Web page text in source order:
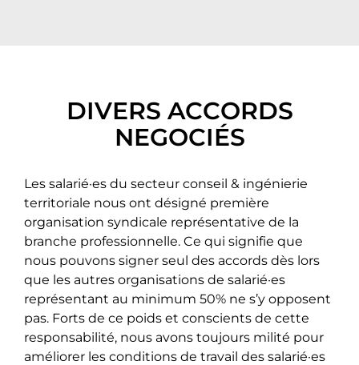
DIVERS ACCORDS
NEGOCIÉS
Les salarié·es du secteur conseil & ingénierie
territoriale nous ont désigné première
organisation syndicale représentative de la
branche professionnelle. Ce qui signifie que
nous pouvons signer seul des accords dès lors
que les autres organisations de salarié·es
représentant au minimum 50% ne s’y opposent
pas. Forts de ce poids et conscients de cette
responsabilité, nous avons toujours milité pour
améliorer les conditions de travail des salarié·es